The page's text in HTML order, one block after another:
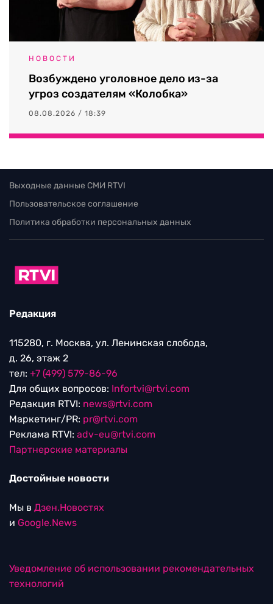
НОВОСТИ
Возбуждено уголовное дело из-за
угроз создателям «Колобка»
08.08.2026 / 18:39
Выходные данные СМИ RTVI
Пользовательское соглашение
Политика обработки персональных данных
Редакция
115280, г. Москва, ул. Ленинская слобода,
д. 26, этаж 2
тел: +7 (499) 579-86-96
Для общих вопросов: Infortvi@rtvi.com
Редакция RTVI: news@rtvi.com
Маркетинг/PR: pr@rtvi.com
Реклама RTVI: adv-eu@rtvi.com
Партнерские материалы
Достойные новости
Мы в Дзен.Новостях
и Google.News
Уведомление об использовании рекомендательных
технологий